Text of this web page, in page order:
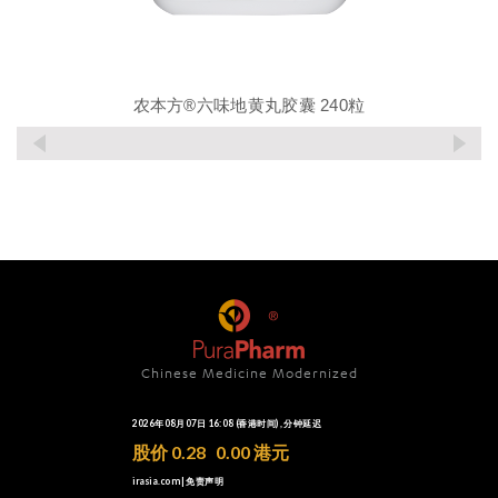
农本方®六味地黄丸胶囊 240粒
Chinese Medicine Modernized